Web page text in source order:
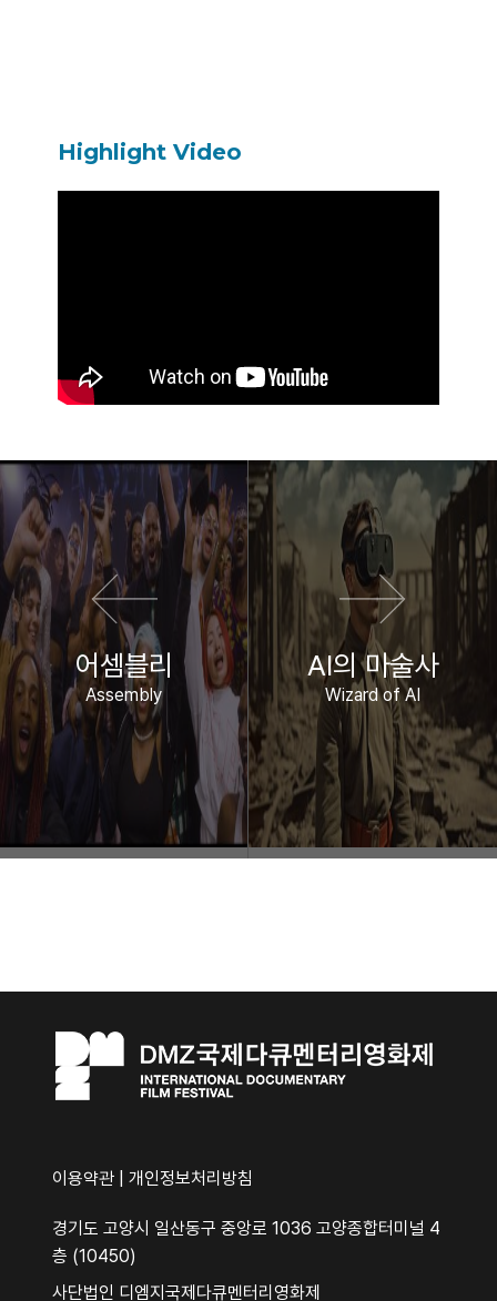
Highlight Video
이전 영화
어셈블리
Assembly
다음 영화
AI의 마술사
Wizard of AI
이용약관 개인정보처리방침
경기도 고양시 일산동구 중앙로 1036 고양종합터미널 4
층 (10450)
사단법인 디엠지국제다큐멘터리영화제